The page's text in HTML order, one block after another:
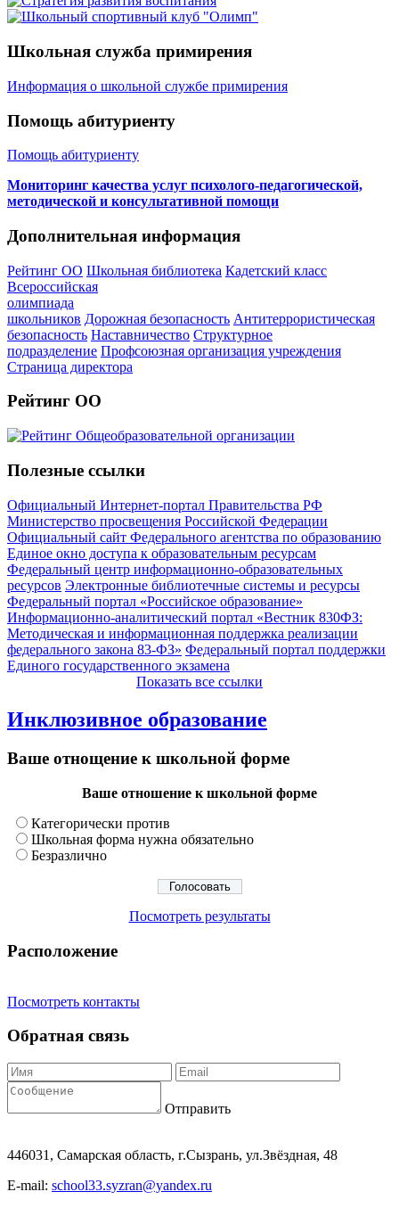
Школьная служба примирения
Информация о школьной службе примирения
Помощь абитуриенту
Помощь абитуриенту
Мониторинг качества услуг психолого-педагогической,
методической и консультативной помощи
Дополнительная информация
Рейтинг ОО Школьная библиотека Кадетский класс
Всероссийская
олимпиада
школьников Дорожная безопасность Антитеррористическая
безопасность Наставничество Структурное
подразделение Профсоюзная организация учреждения
Страница директора
Рейтинг ОО
Полезные ссылки
Официальный Интернет-портал Правительства РФ
Министерство просвещения Российской Федерации
Официальный сайт Федерального агентства по образованию
Единое окно доступа к образовательным ресурсам
Федеральный центр информационно-образовательных
ресурсов Электронные библиотечные системы и ресурсы
Федеральный портал «Российское образование»
Информационно-аналитический портал «Вестник 830ФЗ:
Методическая и информационная поддержка реализации
федерального закона 83-ФЗ» Федеральный портал поддержки
Единого государственного экзамена
Показать все ссылки
Инклюзивное образование
Ваше отнощение к школьной форме
Ваше отношение к школьной форме
Категорически против
Школьная форма нужна обязательно
Безразлично
Посмотреть результаты
Расположение
Посмотреть контакты
Обратная связь
Отправить
446031, Самарская область, г.Сызрань, ул.Звёздная, 48
E-mail: school33.syzran@yandex.ru